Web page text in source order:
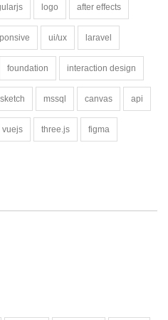
logo after effects
ui/ux laravel
foundation interaction design
sketch mssql canvas api
vuejs three.js figma